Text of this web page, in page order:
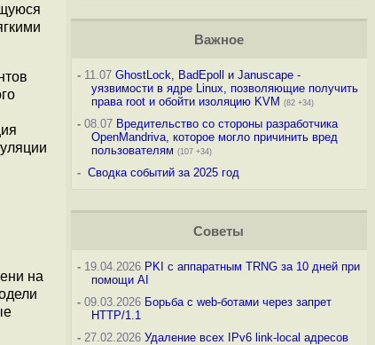
на
Важное
-11.07 GhostLock, BadEpoll и Januscape -
уязвимости в ядре Linux, позволяющие получить
права root и обойти изоляцию KVM (82 +34)
-08.07 Вредительство со стороны разработчика
OpenMandriva, которое могло причинить вред
пользователям (107 +34)
- Сводка событий за 2025 год
Советы
-19.04.2026 PKI с аппаратным TRNG за 10 дней при
помощи AI
-09.03.2026 Борьба с web-ботами через запрет
HTTP/1.1
-27.02.2026 Удаление всех IPv6 link-local адресов